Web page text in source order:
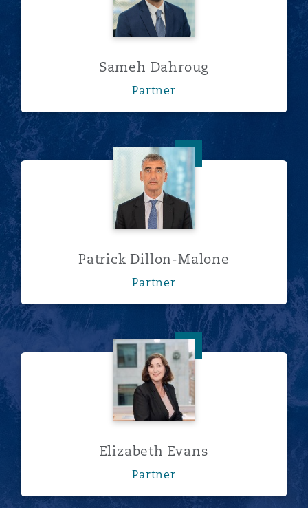
Sameh Dahroug
Partner
Patrick Dillon-Malone
Patrick Dillon-Malone
Partner
Elizabeth Evans
Elizabeth Evans
Partner